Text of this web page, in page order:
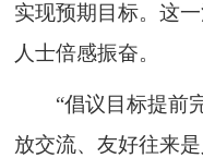
实现预期目标。这
人士倍感振奋。
“倡议目标提前
放交流、友好往来